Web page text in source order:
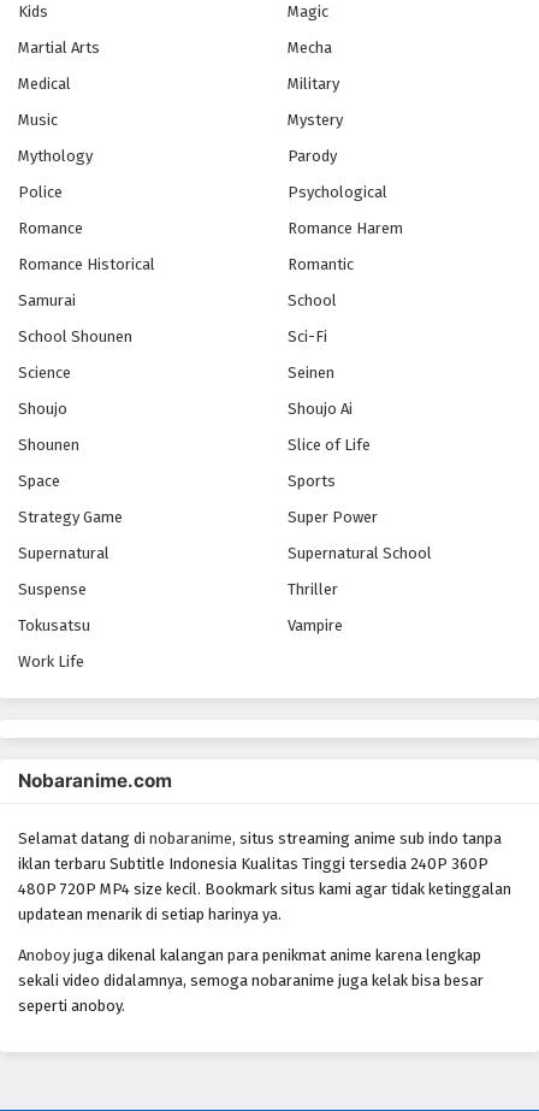
Kids
Magic
Martial Arts
Mecha
Medical
Military
Music
Mystery
Mythology
Parody
Police
Psychological
Romance
Romance Harem
Romance Historical
Romantic
Samurai
School
School Shounen
Sci-Fi
Science
Seinen
Shoujo
Shoujo Ai
Shounen
Slice of Life
Space
Sports
Strategy Game
Super Power
Supernatural
Supernatural School
Suspense
Thriller
Tokusatsu
Vampire
Work Life
Nobaranime.com
Selamat datang di nobaranime, situs streaming anime sub indo tanpa
iklan terbaru Subtitle Indonesia Kualitas Tinggi tersedia 240P 360P
480P 720P MP4 size kecil. Bookmark situs kami agar tidak ketinggalan
updatean menarik di setiap harinya ya.
Anoboy juga dikenal kalangan para penikmat anime karena lengkap
sekali video didalamnya, semoga nobaranime juga kelak bisa besar
seperti anoboy.